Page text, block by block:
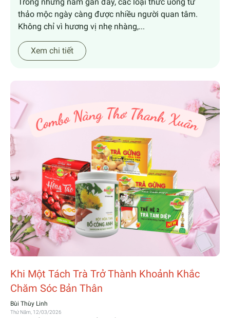
thảo mộc ngày càng được nhiều người quan tâm.
Không chỉ vì hương vị nhẹ nhàng,...
Xem chi tiết
Khi Một Tách Trà Trở Thành Khoảnh Khắc
Chăm Sóc Bản Thân
Bùi Thùy Linh
Thứ Năm, 12/03/2026